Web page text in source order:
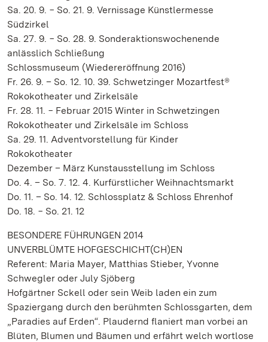
Sa. 20. 9. − So. 21. 9. Vernissage Künstlermesse
Südzirkel
Sa. 27. 9. − So. 28. 9. Sonderaktionswochenende
anlässlich Schließung
Schlossmuseum (Wiedereröffnung 2016)
Fr. 26. 9. – So. 12. 10. 39. Schwetzinger Mozartfest®
Rokokotheater und Zirkelsäle
Fr. 28. 11. − Februar 2015 Winter in Schwetzingen
Rokokotheater und Zirkelsäle im Schloss
Sa. 29. 11. Adventvorstellung für Kinder
Rokokotheater
Dezember – März Kunstausstellung im Schloss
Do. 4. – So. 7. 12. 4. Kurfürstlicher Weihnachtsmarkt
Do. 11. – So. 14. 12. Schlossplatz & Schloss Ehrenhof
Do. 18. − So. 21. 12
BESONDERE FÜHRUNGEN 2014
UNVERBLÜMTE HOFGESCHICHT(CH)EN
Referent: Maria Mayer, Matthias Stieber, Yvonne
Schwegler oder July Sjöberg
Hofgärtner Sckell oder sein Weib laden ein zum
Spaziergang durch den berühmten Schlossgarten, dem
„Paradies auf Erden“. Plaudernd flaniert man vorbei an
Blüten, Blumen und Bäumen und erfährt welch wortlose